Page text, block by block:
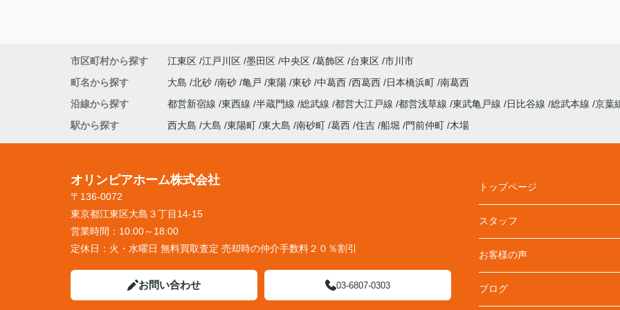
市区町村から探す 江東区 江戸川区 墨田区 中央区 葛飾区 台東区 市川市
町名から探す
大島 北砂 南砂 亀戸 東陽 東砂 中葛西 西葛西 日本橋浜町 南葛西
沿線から探す
都営新宿線 東西線 半蔵門線 総武線 都営大江戸線 都営浅草線 東武亀戸線 日比谷線 総武本線 京葉
駅から探す
西大島 大島 東陽町 東大島 南砂町 葛西 住吉 船堀 門前仲町 木場
オリンピアホーム株式会社
〒136-0072
東京都江東区大島３丁目14-15
営業時間： 10:00～18:00
定休日： 火・水曜日 無料買取査定 売却時の仲介手数料２０％割引
お問い合わせ 03-6807-0303
トップページ
スタッフ
お客様の声
ブログ